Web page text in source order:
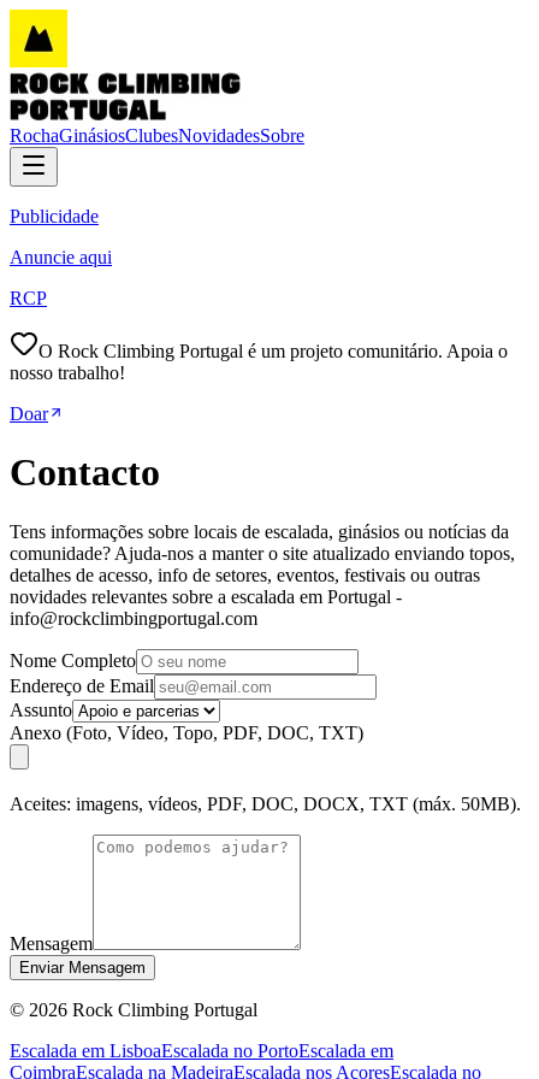
RochaGinásiosClubesNovidadesSobre
Publicidade
Anuncie aqui
RCP
O Rock Climbing Portugal é um projeto comunitário. Apoia o
nosso trabalho!
Doar
Contacto
Tens informações sobre locais de escalada, ginásios ou notícias da
comunidade? Ajuda-nos a manter o site atualizado enviando topos,
detalhes de acesso, info de setores, eventos, festivais ou outras
novidades relevantes sobre a escalada em Portugal -
info@rockclimbingportugal.com
Nome Completo
Endereço de Email
Assunto
Anexo (Foto, Vídeo, Topo, PDF, DOC, TXT)
Aceites: imagens, vídeos, PDF, DOC, DOCX, TXT (máx. 50MB).
Mensagem
Enviar Mensagem
© 2026 Rock Climbing Portugal
Escalada em LisboaEscalada no PortoEscalada em
CoimbraEscalada na MadeiraEscalada nos AçoresEscalada no